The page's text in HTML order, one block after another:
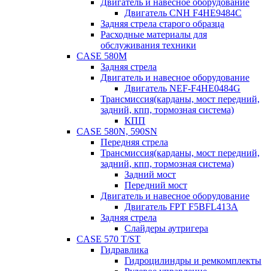
Двигатель и навесное оборудование
Двигатель CNH F4HE9484C
Задняя стрела старого образца
Расходные материалы для
обслуживания техники
CASE 580M
Задняя стрела
Двигатель и навесное оборудование
Двигатель NEF-F4HE0484G
Трансмиссия(карданы, мост передний,
задний, кпп, тормозная система)
КПП
CASE 580N, 590SN
Передняя стрела
Трансмиссия(карданы, мост передний,
задний, кпп, тормозная система)
Задний мост
Передний мост
Двигатель и навесное оборудование
Двигатель FPT F5BFL413A
Задняя стрела
Слайдеры аутригера
CASE 570 T/ST
Гидравлика
Гидроцилиндры и ремкомплекты